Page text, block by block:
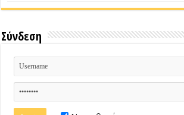
Σύνδεση